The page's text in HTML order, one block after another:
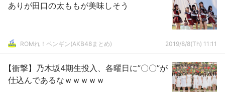
ありが田口の太ももが美味しそう
ROMれ！ペンギン(AKB48まとめ) 2019/8/8(Th) 11:11
【衝撃】乃木坂4期生投入、各曜日に”〇〇”が
仕込んであるなｗｗｗｗｗ